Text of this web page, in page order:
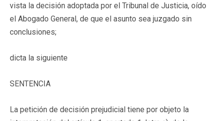
vista la decisión adoptada por el Tribunal de Justicia, oído
el Abogado General, de que el asunto sea juzgado sin
conclusiones;
dicta la siguiente
SENTENCIA
La petición de decisión prejudicial tiene por objeto la